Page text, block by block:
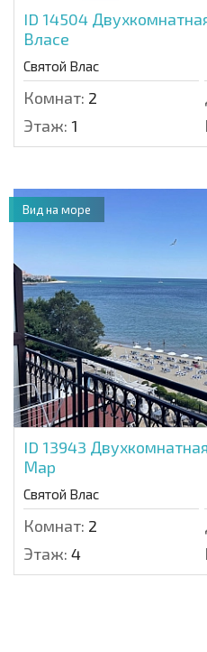
ID 14504
Власе
Святой Влас
Комнат: 2
Этаж: 1
ID 13943
Мар
Святой Влас
Комнат: 2
Этаж: 4
Вид на море